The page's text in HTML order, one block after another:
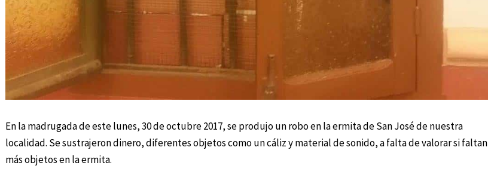
En la madrugada de este lunes, 30 de octubre 2017, se produjo un robo en la ermita de San José de nuestra
localidad. Se sustrajeron dinero, diferentes objetos como un cáliz y material de sonido, a falta de valorar si faltan
más objetos en la ermita.